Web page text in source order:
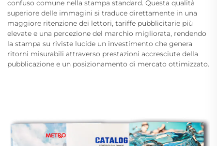
confuso comune nella stampa standard. Questa qualità
superiore delle immagini si traduce direttamente in una
maggiore ritenzione dei lettori, tariffe pubblicitarie più
elevate e una percezione del marchio migliorata, rendendo
la stampa su riviste lucide un investimento che genera
ritorni misurabili attraverso prestazioni accresciute della
pubblicazione e un posizionamento di mercato ottimizzato.